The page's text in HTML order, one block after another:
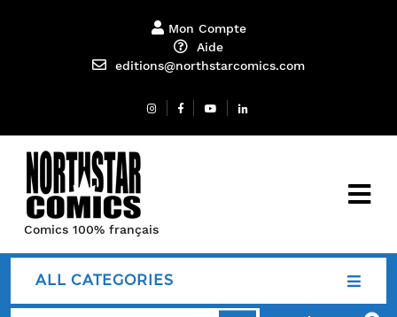
Mon Compte
Aide
editions@northstarcomics.com
Comics 100% français
ALL CATEGORIES